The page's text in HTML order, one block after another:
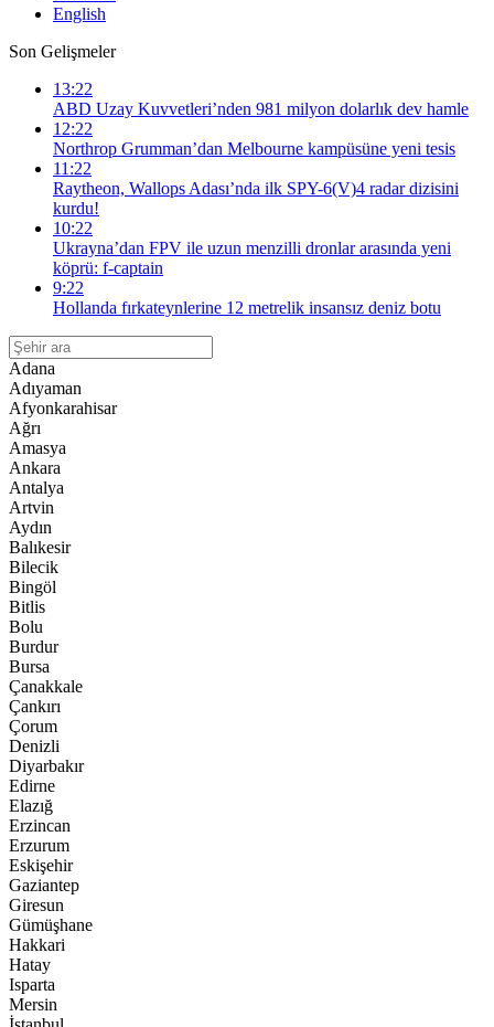
English
Son Gelişmeler
13:22
ABD Uzay Kuvvetleri’nden 981 milyon dolarlık dev hamle
12:22
Northrop Grumman’dan Melbourne kampüsüne yeni tesis
11:22
Raytheon, Wallops Adası’nda ilk SPY-6(V)4 radar dizisini
kurdu!
10:22
Ukrayna’dan FPV ile uzun menzilli dronlar arasında yeni
köprü: f-captain
9:22
Hollanda fırkateynlerine 12 metrelik insansız deniz botu
Adana
Adıyaman
Afyonkarahisar
Ağrı
Amasya
Ankara
Antalya
Artvin
Aydın
Balıkesir
Bilecik
Bingöl
Bitlis
Bolu
Burdur
Bursa
Çanakkale
Çankırı
Çorum
Denizli
Diyarbakır
Edirne
Elazığ
Erzincan
Erzurum
Eskişehir
Gaziantep
Giresun
Gümüşhane
Hakkari
Hatay
Isparta
Mersin